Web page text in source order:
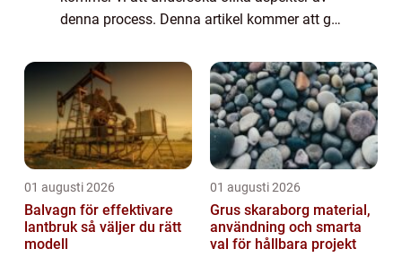
denna process. Denna artikel kommer att ge
och utforska de olika typerna...
01 augusti 2026
Balvagn för effektivare
lantbruk så väljer du rätt
modell
01 augusti 2026
Grus skaraborg material,
användning och smarta
val för hållbara projekt